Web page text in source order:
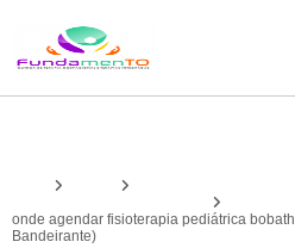
onde agendar fisioterapia pediátrica
Bandeirante)